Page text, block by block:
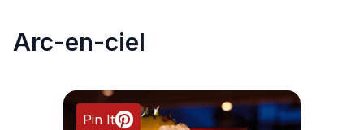
Arc-en-ciel
Pin It